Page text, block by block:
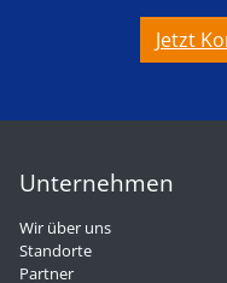
Jetzt
Unternehmen
Wir über uns
Standorte
Partner